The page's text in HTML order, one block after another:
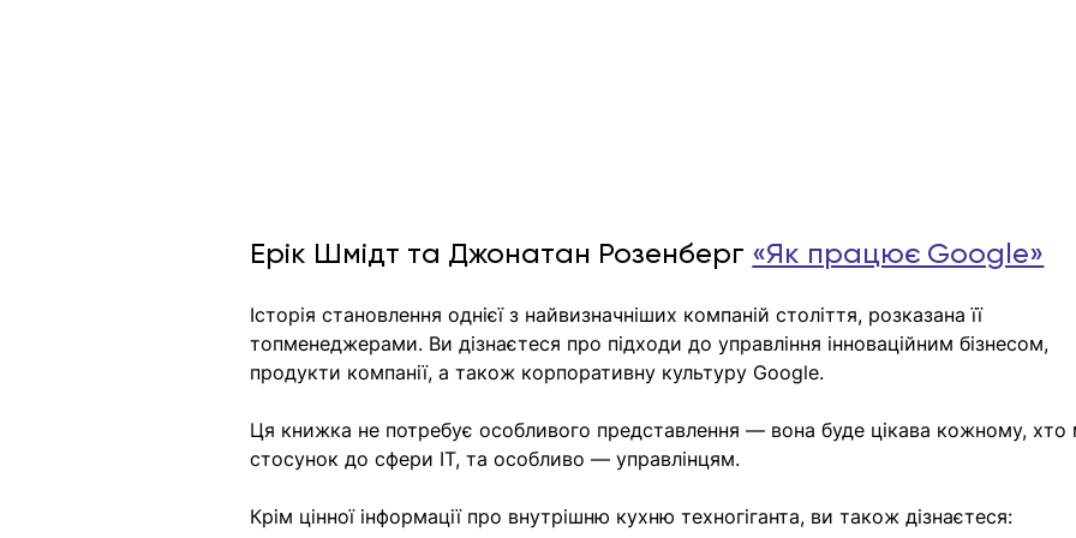
Ерік Шмідт та Джонатан Розенберг «Як працює Google»
Історія становлення однієї з найвизначніших компаній століття, розказана її
топменеджерами. Ви дізнаєтеся про підходи до управління інноваційним бізнесом,
продукти компанії, а також корпоративну культуру Google.
Ця книжка не потребує особливого представлення — вона буде цікава кожному,
стосунок до сфери IT, та особливо — управлінцям.
Крім цінної інформації про внутрішню кухню техногіганта, ви також дізнаєтеся: